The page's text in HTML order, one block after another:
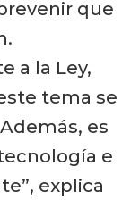
que
a la Ley,
tema se
es
e
explica